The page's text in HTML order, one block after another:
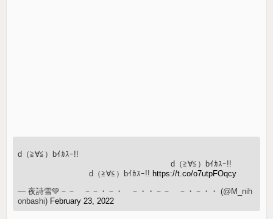
d（≧∀≦）bｲｶｽｰ!!
d（≧∀≦）bｲｶｽｰ!!
d（≧∀≦）bｲｶｽｰ!! https://t.co/o7utpFOqcy
— 夜詩雪💚－－ －－・－・ －・・－－ －・－・・ (@M_nih
onbashi) February 23, 2022